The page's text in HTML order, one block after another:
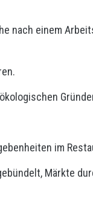
nach einem
im
Märkte